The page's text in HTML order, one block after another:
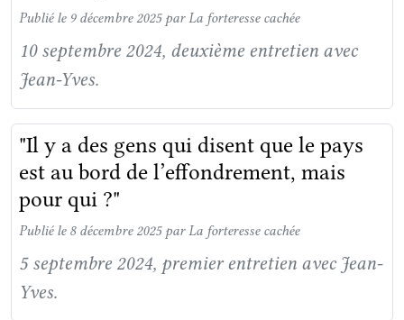
Publié le 9 décembre 2025 par La forteresse cachée
10 septembre 2024, deuxième entretien avec
Jean-Yves.
"Il y a des gens qui disent que le pays
est au bord de l’effondrement, mais
pour qui ?"
Publié le 8 décembre 2025 par La forteresse cachée
5 septembre 2024, premier entretien avec Jean-
Yves.